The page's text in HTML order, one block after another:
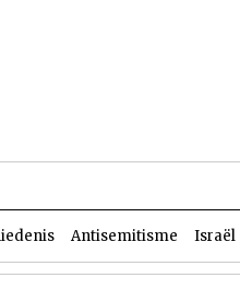
Antisemitisme Israël